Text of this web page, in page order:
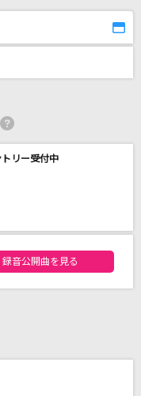
リー受付中
ランキング
録音公開曲を見る